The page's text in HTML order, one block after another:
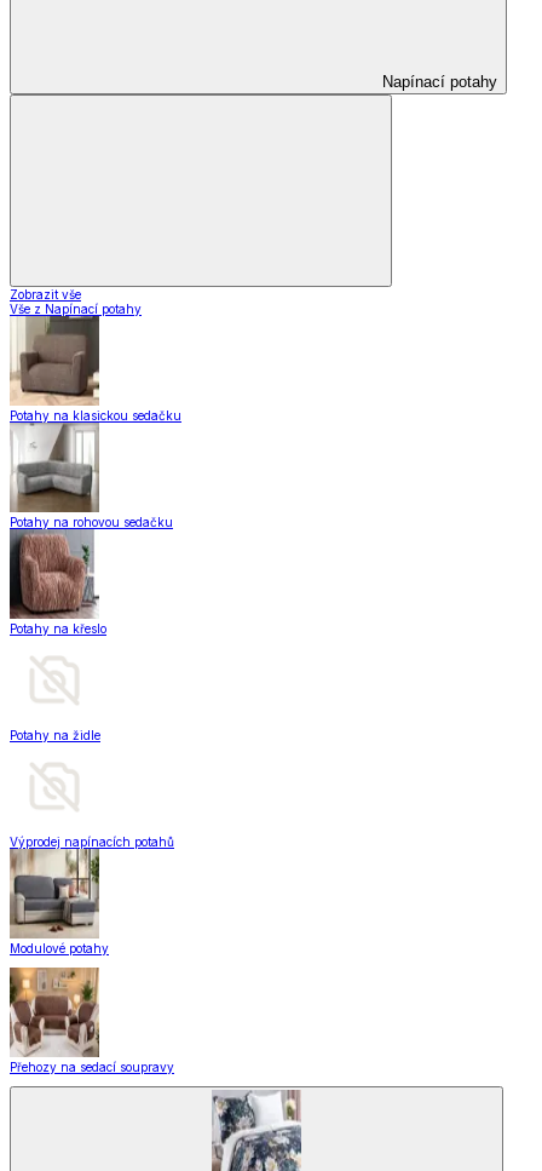
Napínací potahy
Zobrazit vše
Vše z Napínací potahy
Potahy na klasickou sedačku
Potahy na rohovou sedačku
Potahy na křeslo
Potahy na židle
Výprodej napínacích potahů
Modulové potahy
Přehozy na sedací soupravy